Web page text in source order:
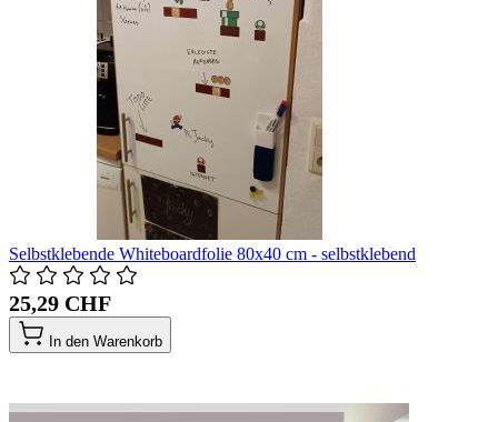
Selbstklebende Whiteboardfolie 80x40 cm - selbstklebend
25,29 CHF
In den Warenkorb